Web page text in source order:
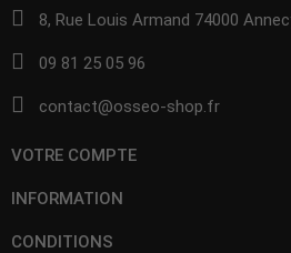
8, Rue Louis Armand 74000
09 81 25 05 96
contact@osseo-shop.fr
VOTRE COMPTE
INFORMATION
CONDITIONS